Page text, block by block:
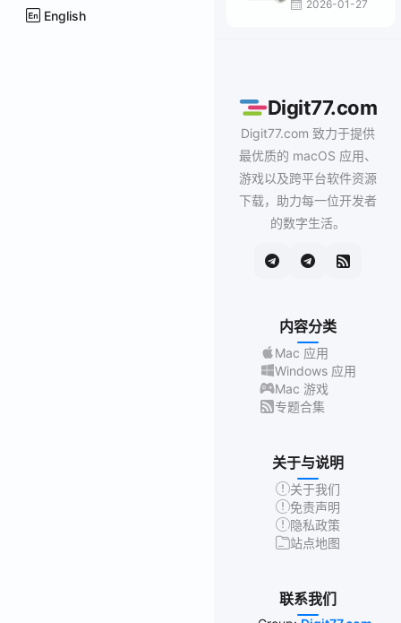
English
2026-01-27
Digit77.com
Digit77.com 致力于提供
最优质的 macOS 应用、
游戏以及跨平台软件资源
下载，助力每一位开发者
的数字生活。
内容分类
Mac 应用
Windows 应用
Mac 游戏
专题合集
关于与说明
关于我们
免责声明
隐私政策
站点地图
联系我们